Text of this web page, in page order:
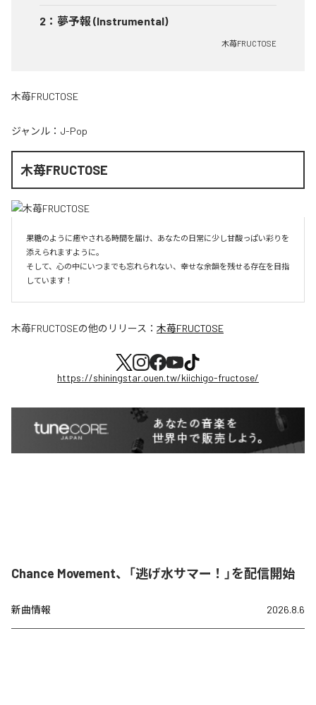
2 ： 夢予報 (Instrumental)
木苺FRUCTOSE
木苺FRUCTOSE
ジャンル： J-Pop
木苺FRUCTOSE
果糖のように癒やされる時間を届け、あなたの日常に少し甘酸っぱい彩りを
添えられますように。
そして、心の中にいつまでも忘れられない、幸せな余韻を残せる存在を目指
しています！
木苺FRUCTOSEの他のリリース： 木苺FRUCTOSE
https://shiningstar.ouen.tw/kiichigo-fructose/
Chance Movement、「逃げ水サマー！」を配信開始
新曲情報 2026.8.6